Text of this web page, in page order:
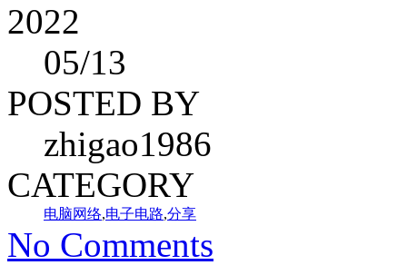
2022
05/13
POSTED BY
zhigao1986
CATEGORY
电脑网络,电子电路,分享
No Comments